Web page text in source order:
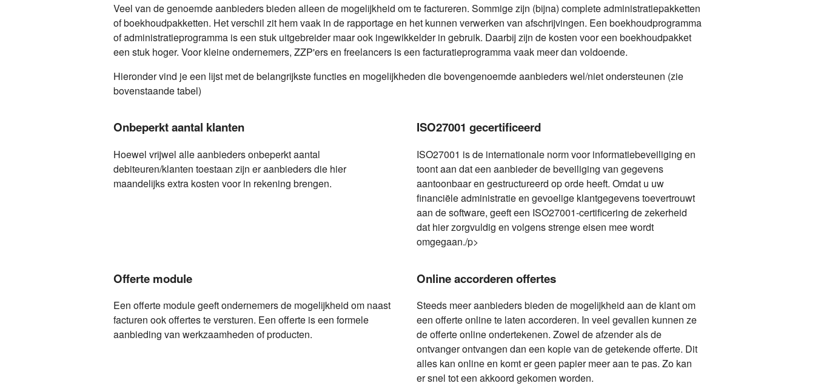
Veel van de genoemde aanbieders bieden alleen de mogelijkheid om te factureren. Sommige zijn (bijna) complete administratiepakketten
of boekhoudpakketten. Het verschil zit hem vaak in de rapportage en het kunnen verwerken van afschrijvingen. Een boekhoudprogramma
of administratieprogramma is een stuk uitgebreider maar ook ingewikkelder in gebruik. Daarbij zijn de kosten voor een boekhoudpakket
een stuk hoger. Voor kleine ondernemers, ZZP'ers en freelancers is een facturatieprogramma vaak meer dan voldoende.
Hieronder vind je een lijst met de belangrijkste functies en mogelijkheden die bovengenoemde aanbieders wel/niet ondersteunen (zie
bovenstaande tabel)
Onbeperkt aantal klanten
Hoewel vrijwel alle aanbieders onbeperkt aantal
debiteuren/klanten toestaan zijn er aanbieders die hier
maandelijks extra kosten voor in rekening brengen.
ISO27001 gecertificeerd
ISO27001 is de internationale norm voor informatiebeveiliging en
toont aan dat een aanbieder de beveiliging van gegevens
aantoonbaar en gestructureerd op orde heeft. Omdat u uw
financiële administratie en gevoelige klantgegevens toevertrouwt
aan de software, geeft een ISO27001-certificering de zekerheid
dat hier zorgvuldig en volgens strenge eisen mee wordt
omgegaan./p>
Offerte module
Een offerte module geeft ondernemers de mogelijkheid om naast
facturen ook offertes te versturen. Een offerte is een formele
aanbieding van werkzaamheden of producten.
Online accorderen offertes
Steeds meer aanbieders bieden de mogelijkheid aan de klant om
een offerte online te laten accorderen. In veel gevallen kunnen ze
de offerte online ondertekenen. Zowel de afzender als de
ontvanger ontvangen dan een kopie van de getekende offerte. Dit
alles kan online en komt er geen papier meer aan te pas. Zo kan
er snel tot een akkoord gekomen worden.